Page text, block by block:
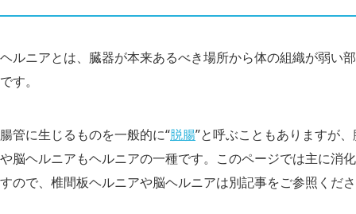
ヘルニアとは、臓器が本来あるべき場所から体の組織が弱い
です。
腸管に生じるものを一般的に“脱腸”と呼ぶこともありますが
や脳ヘルニアもヘルニアの一種です。このページでは主に消
すので、椎間板ヘルニアや脳ヘルニアは別記事をご参照くだ